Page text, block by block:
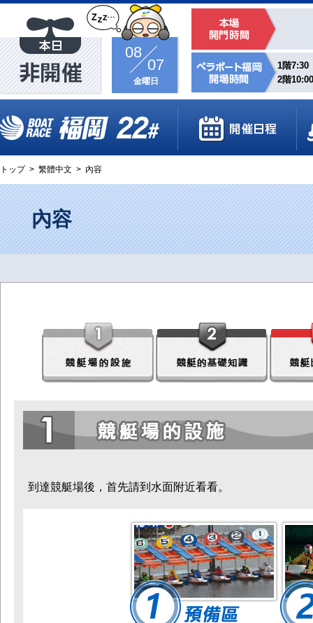
08
07
金曜日
1階7:30
2階10:00
トップ > 繁體中文 > 內容
內容
到達競艇場後，首先請到水面附近看看。